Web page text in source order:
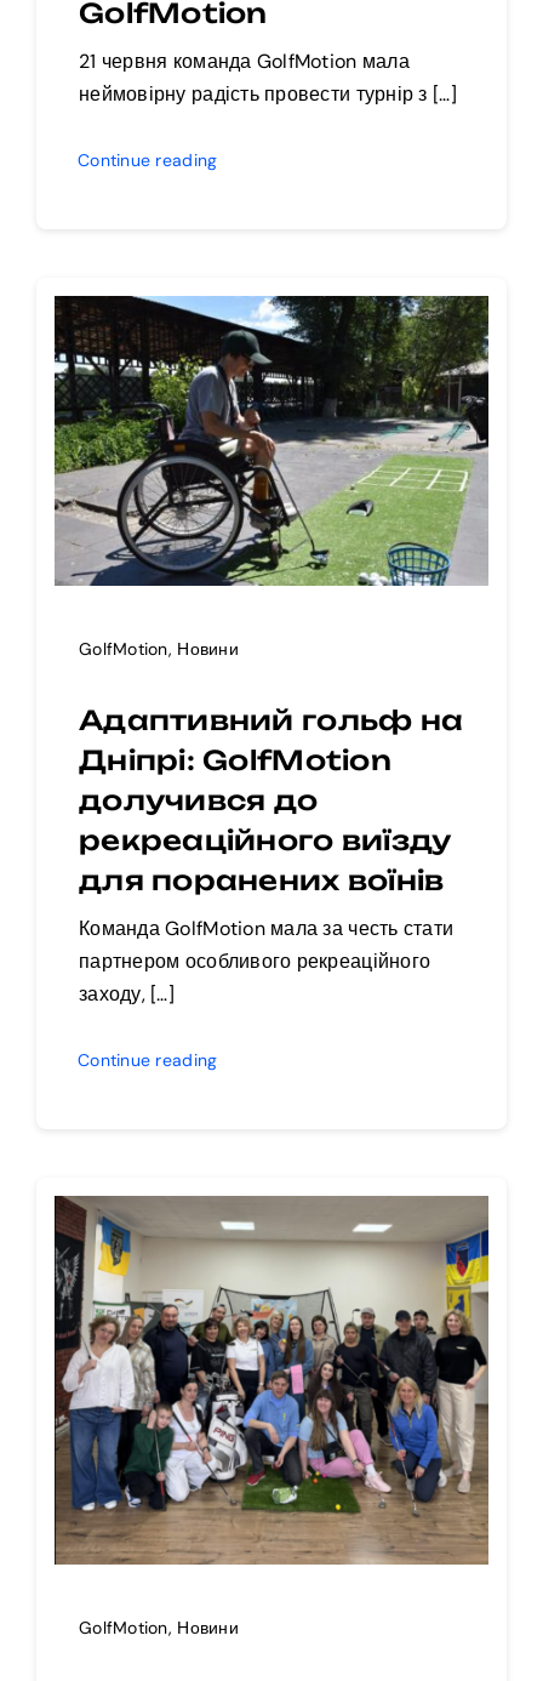
GolfMotion
21 червня команда GolfMotion мала
неймовірну радість провести турнір з […]
Continue reading
GolfMotion, Новини
Адаптивний гольф на
Дніпрі: GolfMotion
долучився до
рекреаційного виїзду
для поранених воїнів
Команда GolfMotion мала за честь стати
партнером особливого рекреаційного
заходу, […]
Continue reading
GolfMotion, Новини